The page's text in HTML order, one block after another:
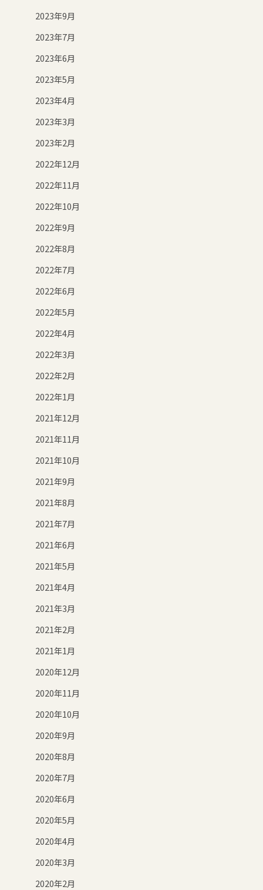
2023年9月
2023年7月
2023年6月
2023年5月
2023年4月
2023年3月
2023年2月
2022年12月
2022年11月
2022年10月
2022年9月
2022年8月
2022年7月
2022年6月
2022年5月
2022年4月
2022年3月
2022年2月
2022年1月
2021年12月
2021年11月
2021年10月
2021年9月
2021年8月
2021年7月
2021年6月
2021年5月
2021年4月
2021年3月
2021年2月
2021年1月
2020年12月
2020年11月
2020年10月
2020年9月
2020年8月
2020年7月
2020年6月
2020年5月
2020年4月
2020年3月
2020年2月